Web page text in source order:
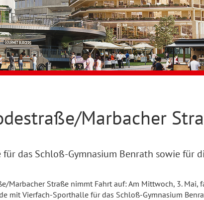
Marbacher
für das Schloß-Gymnasium Benrath sowie für
Marbacher Straße nimmt Fahrt auf: Am Mittwoch, 3. Mai,
mit Vierfach-Sporthalle für das Schloß-Gymnasium